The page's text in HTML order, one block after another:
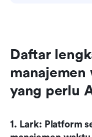
Daftar
yang perlu
1. Lark: Platform